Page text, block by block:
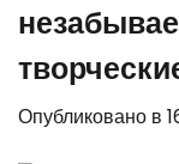
Опубликовано в